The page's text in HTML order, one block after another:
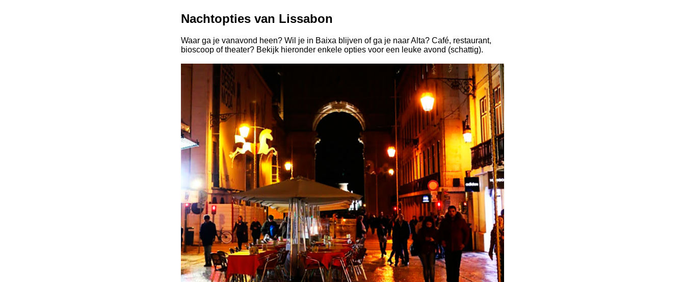
Nachtopties van Lissabon
Waar ga je vanavond heen? Wil je in Baixa blijven of ga je naar Alta? Café, restaurant,
bioscoop of theater? Bekijk hieronder enkele opties voor een leuke avond (schattig).